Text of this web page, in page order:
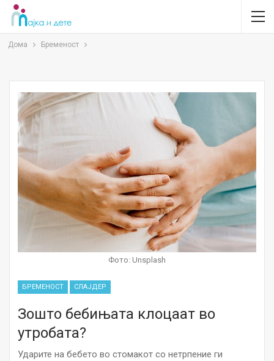
Дома Бременост
Фото: Unsplash
БРЕМЕНОСТ СЛАЈДЕР
Зошто бебињата клоцаат во
утробата?
Ударите на бебето во стомакот со нетрпение ги